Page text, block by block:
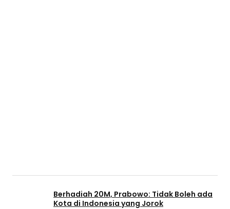
Berhadiah 20M, Prabowo: Tidak Boleh ada
Kota di Indonesia yang Jorok